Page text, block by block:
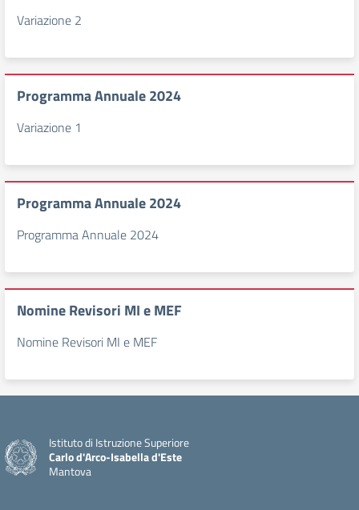
Variazione 2
Programma Annuale 2024
Variazione 1
Programma Annuale 2024
Programma Annuale 2024
Nomine Revisori MI e MEF
Nomine Revisori MI e MEF
Istituto di Istruzione Superiore
Carlo d'Arco-Isabella d'Este
Mantova